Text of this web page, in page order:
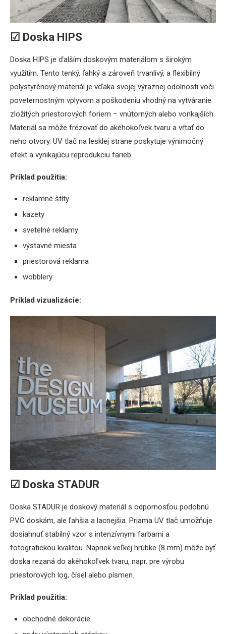
☑ Doska HIPS
Doska HIPS je ďalším doskovým materiálom s širokým
využitím. Tento tenký, ľahký a zároveň trvanlivý, a flexibilný
polystyrénový materiál je vďaka svojej výraznej odolnosti voči
poveternostným vplyvom a poškodeniu vhodný na vytváranie
zložitých priestorových foriem – vnútorných alebo vonkajších.
Materiál sa môže frézovať do akéhokoľvek tvaru a vŕtať do
neho otvory. UV tlač na lesklej strane poskytuje výnimočný
efekt a vynikajúcu reprodukciu farieb.
Príklad použitia:
reklamné štíty
kazety
svetelné reklamy
výstavné miesta
priestorová reklama
wobblery
Príklad vizualizácie:
☑ Doska STADUR
Doska STADUR je doskový materiál s odpornosťou podobnú
PVC doskám, ale ľahšia a lacnejšia. Priama UV tlač umožňuje
dosiahnuť stabilný vzor s intenzívnymi farbami a
fotografickou kvalitou. Napriek veľkej hrúbke (8 mm) môže byť
doska rezaná do akéhokoľvek tvaru, napr. pre výrobu
priestorových log, čísel alebo písmen.
Príklad použitia:
obchodné dekorácie